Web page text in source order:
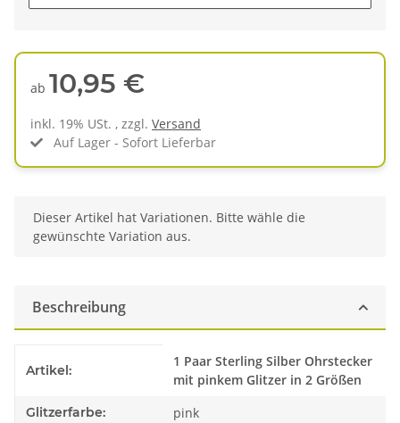
ab 10,95 €
inkl. 19% USt. , zzgl. Versand
Auf Lager - Sofort Lieferbar
x
Dieser Artikel hat Variationen. Bitte wähle die
gewünschte Variation aus.
Beschreibung
Artikel:
1 Paar Sterling Silber Ohrstecker
mit pinkem Glitzer in 2 Größen
Glitzerfarbe: pink